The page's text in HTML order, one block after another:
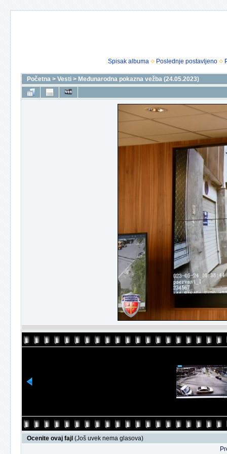
Spisak albuma Poslednje postavljeno
Početna > Vesti > Međunarodna pokazna vežba (24.05.2023)
Ocenite ovaj fajl (Još uvek nema glasova)